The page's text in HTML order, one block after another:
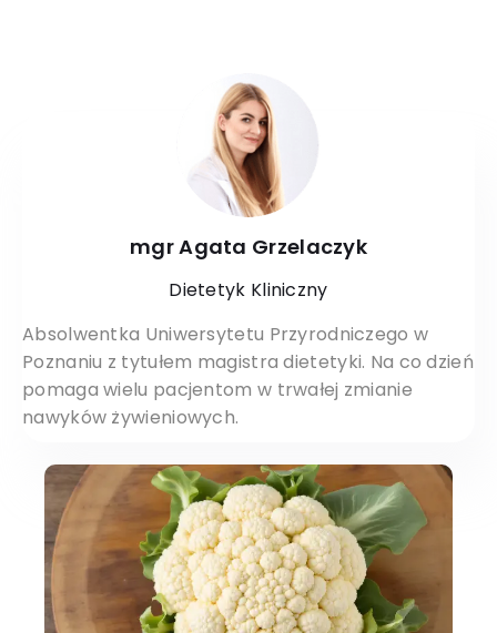
mgr Agata Grzelaczyk
Dietetyk Kliniczny
Absolwentka Uniwersytetu Przyrodniczego w
Poznaniu z tytułem magistra dietetyki. Na co dzień
pomaga wielu pacjentom w trwałej zmianie
nawyków żywieniowych.